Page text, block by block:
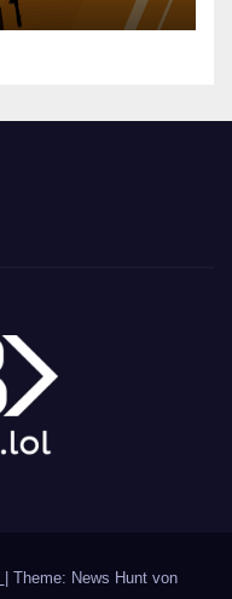
Theme: News Hunt von